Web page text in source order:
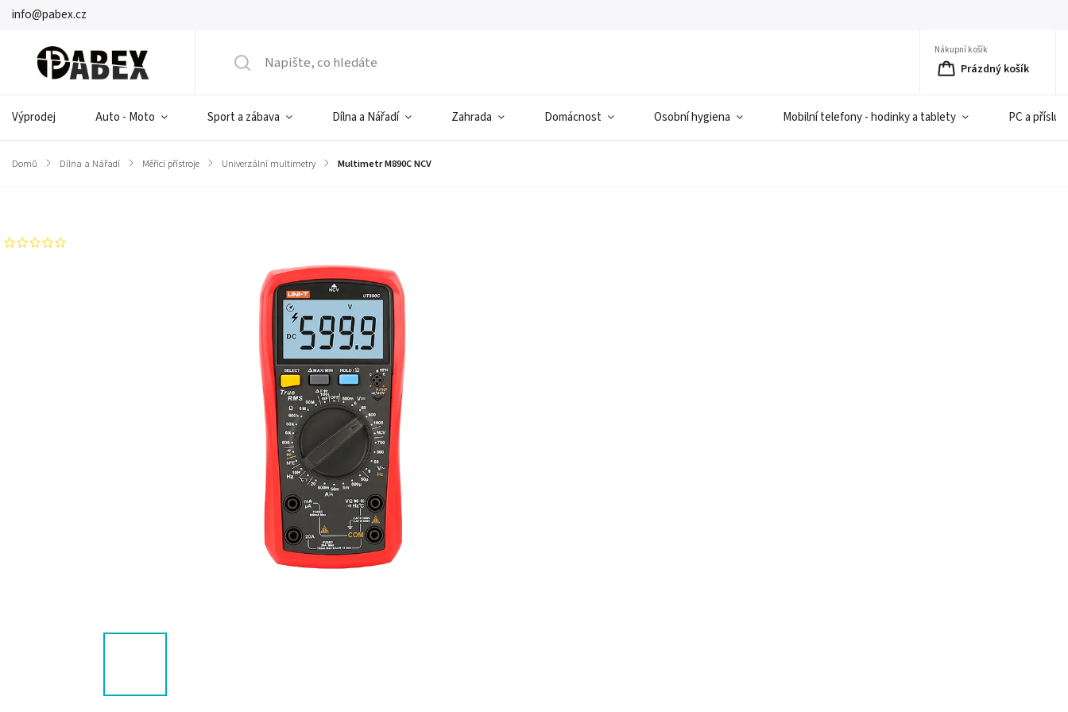
info@pabex.cz
Nákupní košík
Prázdný košík
Výprodej Auto - Moto Sport a zábava Dílna a Nářadí Zahrada Domácnost Osobní hygiena Mobilní telefony - hodinky a tablety PC a
Domů / Dílna a Nářadí / Měřicí přístroje / Univerzální multimetry / Multimetr M890C NCV